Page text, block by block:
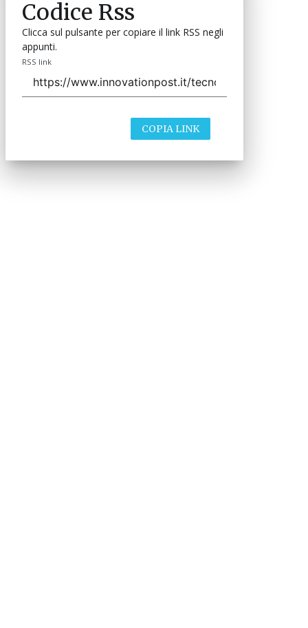
Codice Rss
Clicca sul pulsante per copiare il link RSS negli
appunti.
RSS link
COPIA LINK